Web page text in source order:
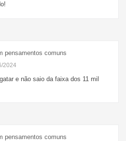
pensamentos comuns
2024
e não saio da faixa dos 11 mil
pensamentos comuns